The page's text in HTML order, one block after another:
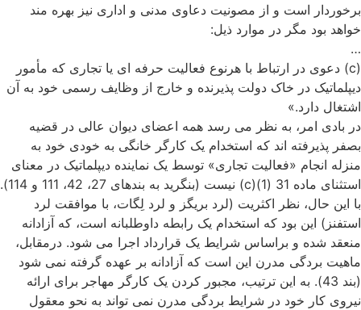
برخوردار است و از مصونیت دعاوی مدنی و اداری نیز بهره مند
خواهد بود مگر در موارد ذیل:
…
(c) دعوی در ارتباط با هرنوع فعالیت حرفه ای یا تجاری که مأمور
دیپلماتیک در خاک دولت پذیرنده و خارج از وظایف رسمی خود به آن
اشتغال دارد.»
در بادی امر، به نظر می رسد همه اعضای دیوان عالی در قضیه
بصفر پذیرفته اند که استخدام یک کارگر خانگی به خودی خود به
منزله انجام «فعالیت تجاری» توسط یک نماینده دیپلماتیک در معنای
استثنای ماده 31 (1)(c) نیست (بنگرید به بندهای 27، 42، 111 و 114).
با این حال، نظر اکثریت (لرد بریگز و لرد لِگات، با موافقت لرد
استفنز) این بود که استخدام یک رابطه داوطلبانه است، که آزادانه
منعقد شده و براساس شرایط یک قرارداد اجرا می شود. درمقابل،
ماهیت بردگی مدرن این است که آزادانه بر عهده گرفته نمی شود
(بند 43). به این ترتیب، مجبور کردن یک کارگر مهاجر برای ارائه
نیروی کار خود در شرایط بردگی مدرن نمی تواند به نحو معقول